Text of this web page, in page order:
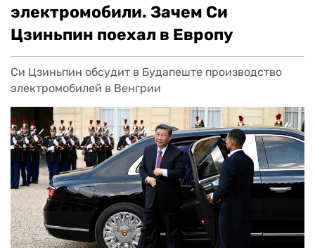
электромобили. Зачем Си
Цзиньпин поехал в Европу
Си Цзиньпин обсудит в Будапеште производство
электромобилей в Венгрии